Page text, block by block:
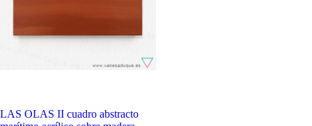
LAS OLAS II cuadro abstracto